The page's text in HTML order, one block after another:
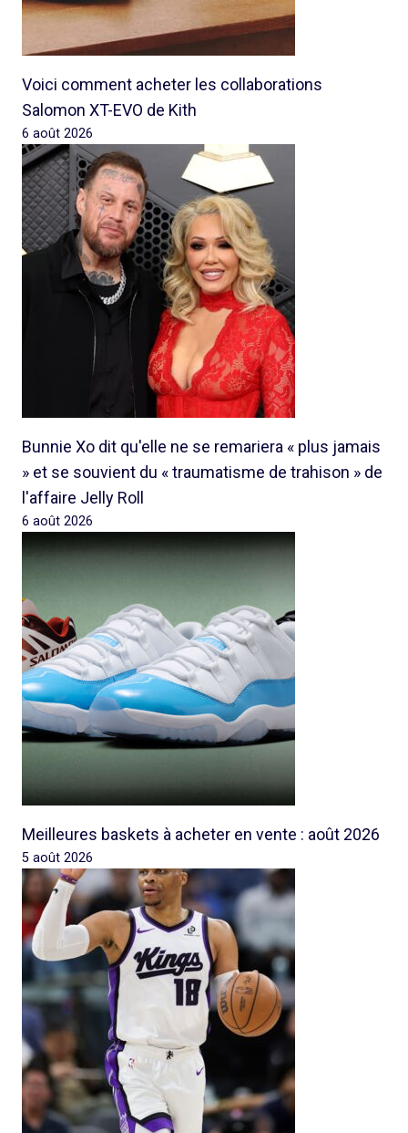
Voici comment acheter les collaborations
Salomon XT-EVO de Kith
6 août 2026
Bunnie Xo dit qu'elle ne se remariera « plus jamais
» et se souvient du « traumatisme de trahison » de
l'affaire Jelly Roll
6 août 2026
Meilleures baskets à acheter en vente : août 2026
5 août 2026